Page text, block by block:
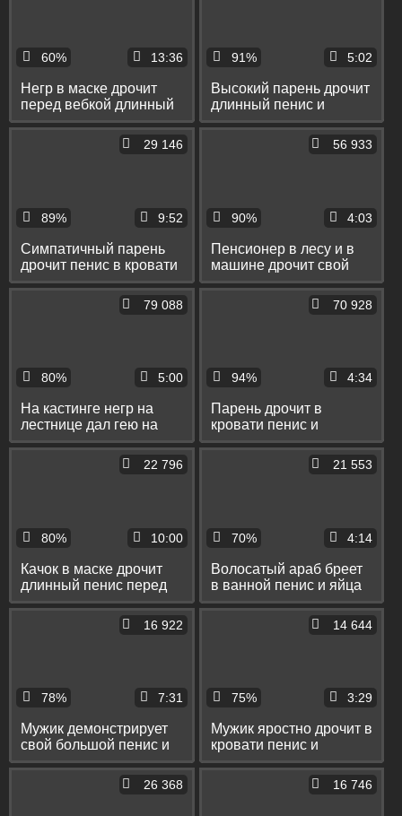
60% 13:36
Негр в маске дрочит
перед вебкой длинный
хуй и показывает тугой
91% 5:02
Высокий парень дрочит
длинный пенис и
кончает себе на ногу
89%
29 146
9:52
Симпатичный парень
дрочит пенис в кровати
и ванной и снимает
себя на телефон
90%
56 933
4:03
Пенсионер в лесу и в
машине дрочит свой
короткий пенис на
80%
79 088
5:00
На кастинге негр на
лестнице дал гею на
клык и присунул ему
большим хером в зад
94%
70 928
4:34
Парень дрочит в
кровати пенис и
спускает сперму себе
на бритый лобок
80%
22 796
10:00
Качок в маске дрочит
длинный пенис перед
зеркалом и в душевой
70%
21 553
4:14
Волосатый араб бреет
в ванной пенис и яйца
и немного нежно
78%
16 922
7:31
Мужик демонстрирует
свой большой пенис и
дрочит в ванне под
75%
14 644
3:29
Мужик яростно дрочит в
кровати пенис и
снимает мастурбацию
26 368 16 746